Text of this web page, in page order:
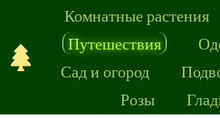
Комнатные растения
Путешествия
Сад и огород
Розы